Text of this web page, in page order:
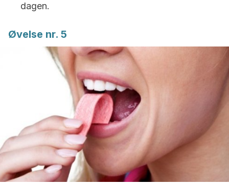
dagen.
Øvelse nr. 5